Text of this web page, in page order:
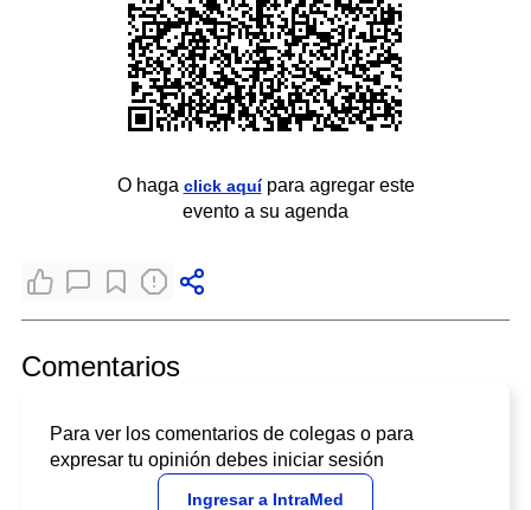
O haga click aquípara agregar este
evento a su agenda
Comentarios
Para ver los comentarios de colegas o para
expresar tu opinión debes iniciar sesión
Ingresar a IntraMed